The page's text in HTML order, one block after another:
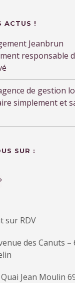
ACTUS !
Jeanbrun
responsable
de gestion
simplement et
SUR :
sur RDV
des Canuts –
Jean Moulin